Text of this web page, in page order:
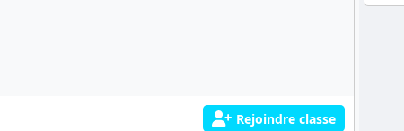
Rejoindre classe